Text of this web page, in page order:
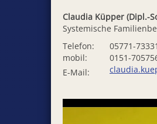
Claudia Küpper (Dipl.-
Systemische
Telefon:
05771-73331
mobil:
0151-
E-Mail: